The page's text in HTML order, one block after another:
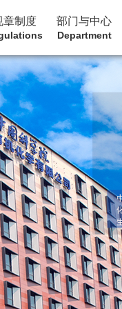
章制度 部门与中心
Department